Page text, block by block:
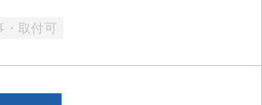
・取付可